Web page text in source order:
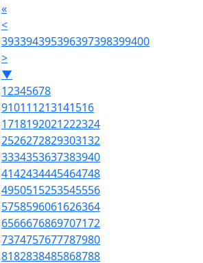
«
<
393394395396397398399400
>
▼
12345678
910111213141516
1718192021222324
2526272829303132
3334353637383940
4142434445464748
4950515253545556
5758596061626364
6566676869707172
7374757677787980
8182838485868788